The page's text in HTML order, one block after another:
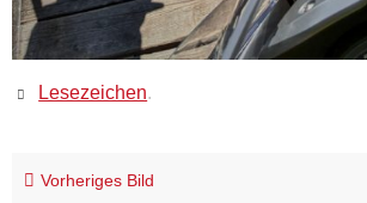
Lesezeichen.
Vorheriges Bild